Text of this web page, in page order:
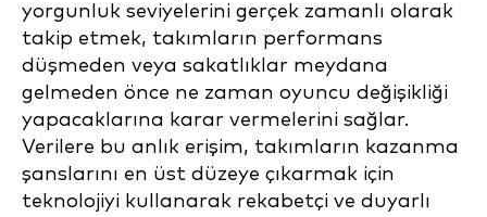
yorgunluk seviyelerini gerçek zamanlı olarak
takip etmek, takımların performans
düşmeden veya sakatlıklar meydana
gelmeden önce ne zaman oyuncu değişikliği
yapacaklarına karar vermelerini sağlar.
Verilere bu anlık erişim, takımların kazanma
şanslarını en üst düzeye çıkarmak için
teknolojiyi kullanarak rekabetçi ve duyarlı